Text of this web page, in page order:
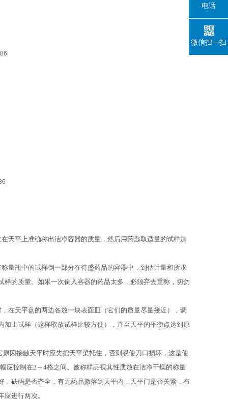
天平上准确称出洁净容器的质量，然后用药匙取适量的试样加
量瓶中的试样倒一部分在待盛药品的容器中，到估计量和所求
的质量。如果一次倒入容器的药品太多，必须弃去重称，切勿
在天平盘的两边各放一块表面皿（它们的质量尽量接近），调
上试样（这样取放试样比较方便），直至天平的平衡点达到原
因接触天平时应先把天平梁托住，否则易使刀口损坏，这是使
应控制在2～4格之间。被称样品视其性质放在洁净干燥的称量
砝码是否齐全，有无药品撒落到天平内，天平门是否关紧，布
进行两次。
电话
微信扫一扫